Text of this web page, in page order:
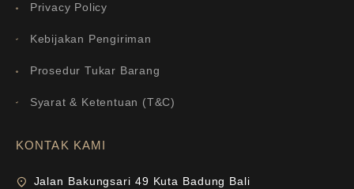
Privacy Policy
Kebijakan Pengiriman
Prosedur Tukar Barang
Syarat & Ketentuan (T&C)
KONTAK KAMI
Jalan Bakungsari 49 Kuta Badung Bali